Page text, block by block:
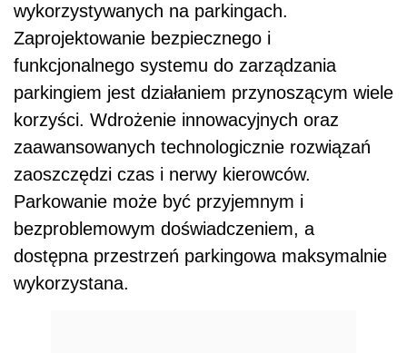
wykorzystywanych na parkingach.
Zaprojektowanie bezpiecznego i
funkcjonalnego systemu do zarządzania
parkingiem jest działaniem przynoszącym wiele
korzyści. Wdrożenie innowacyjnych oraz
zaawansowanych technologicznie rozwiązań
zaoszczędzi czas i nerwy kierowców.
Parkowanie może być przyjemnym i
bezproblemowym doświadczeniem, a
dostępna przestrzeń parkingowa maksymalnie
wykorzystana.